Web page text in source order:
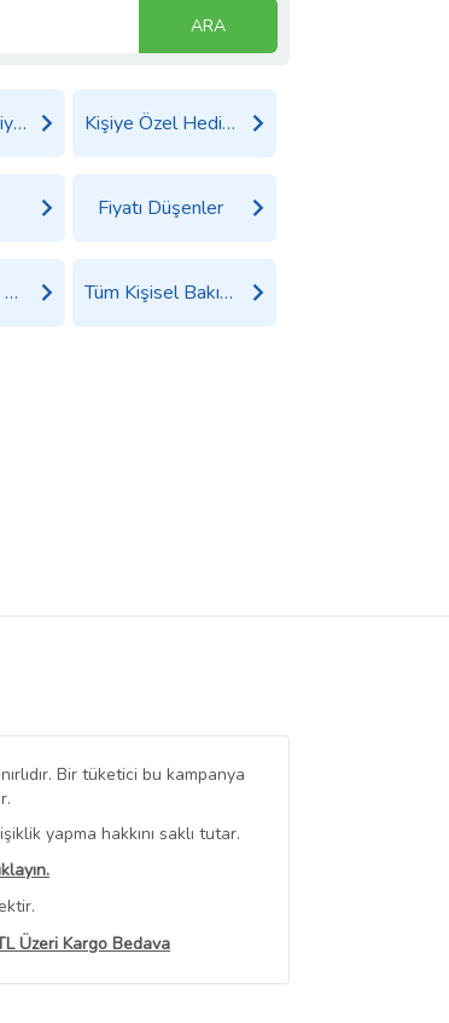
ARA
Çok Satan Hediyeler Kişiye Özel Hediyeler
Fiyatı Düşenler
Tüm Saç Bakım Ürünleri ve Şekillendiriciler Ürünleri Tüm Kişisel Bakım Ürünleri
Bir tüketici bu kampanya
yapma hakkını saklı tutar.
Üzeri Kargo Bedava